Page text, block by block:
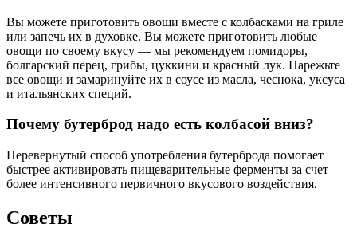
Вы можете приготовить овощи вместе с колбасками на гриле
или запечь их в духовке. Вы можете приготовить любые
овощи по своему вкусу — мы рекомендуем помидоры,
болгарский перец, грибы, цуккини и красный лук. Нарежьте
все овощи и замаринуйте их в соусе из масла, чеснока, уксуса
и итальянских специй.
Почему бутерброд надо есть колбасой вниз?
Перевернутый способ употребления бутерброда помогает
быстрее активировать пищеварительные ферменты за счет
более интенсивного первичного вкусового воздействия.
Советы